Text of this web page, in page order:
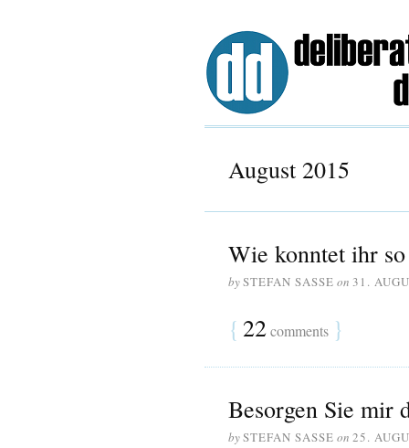
August 2015
Wie konntet ihr
bySTEFAN SASSE on 31.
{ 22comments }
Besorgen Sie mir
bySTEFAN SASSE on 25.